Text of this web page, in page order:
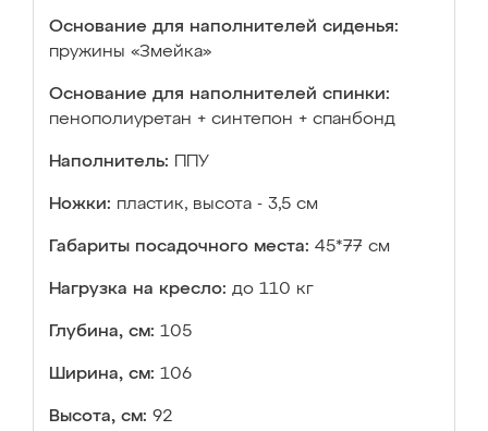
Основание для наполнителей сиденья:
пружины «Змейка»
Основание для наполнителей спинки:
пенополиуретан + синтепон + спанбонд
Наполнитель: ППУ
Ножки: пластик, высота - 3,5 см
Габариты посадочного места: 45*77 см
Нагрузка на кресло: до 110 кг
Глубина, см: 105
Ширина, см: 106
Высота, см: 92